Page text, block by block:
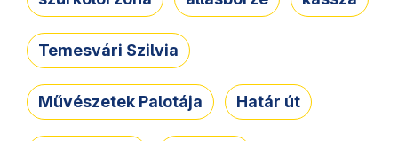
Temesvári Szilvia
Művészetek Palotája Határ út